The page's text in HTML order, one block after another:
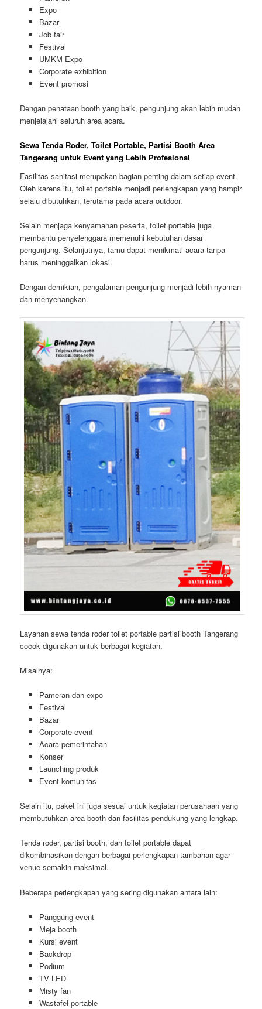
Expo
Bazar
Job fair
Festival
UMKM Expo
Corporate exhibition
Event promosi
Dengan penataan booth yang baik, pengunjung akan lebih mudah
menjelajahi seluruh area acara.
Sewa Tenda Roder, Toilet Portable, Partisi Booth Area
Tangerang untuk Event yang Lebih Profesional
Fasilitas sanitasi merupakan bagian penting dalam setiap event.
Oleh karena itu, toilet portable menjadi perlengkapan yang hampir
selalu dibutuhkan, terutama pada acara outdoor.
Selain menjaga kenyamanan peserta, toilet portable juga
membantu penyelenggara memenuhi kebutuhan dasar
pengunjung. Selanjutnya, tamu dapat menikmati acara tanpa
harus meninggalkan lokasi.
Dengan demikian, pengalaman pengunjung menjadi lebih nyaman
dan menyenangkan.
Layanan sewa tenda roder toilet portable partisi booth Tangerang
cocok digunakan untuk berbagai kegiatan.
Misalnya:
Pameran dan expo
Festival
Bazar
Corporate event
Acara pemerintahan
Konser
Launching produk
Event komunitas
Selain itu, paket ini juga sesuai untuk kegiatan perusahaan yang
membutuhkan area booth dan fasilitas pendukung yang lengkap.
Tenda roder, partisi booth, dan toilet portable dapat
dikombinasikan dengan berbagai perlengkapan tambahan agar
venue semakin maksimal.
Beberapa perlengkapan yang sering digunakan antara lain:
Panggung event
Meja booth
Kursi event
Backdrop
Podium
TV LED
Misty fan
Wastafel portable